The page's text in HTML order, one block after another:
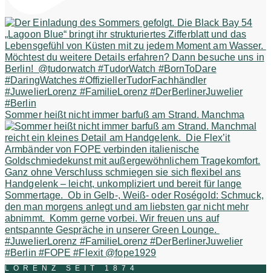
Sommer heißt nicht immer barfuß am Strand. Manchma
LORENZ SEIT 1874